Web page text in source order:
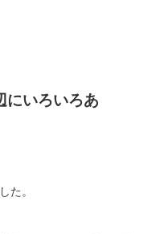
にいろいろあ
た。